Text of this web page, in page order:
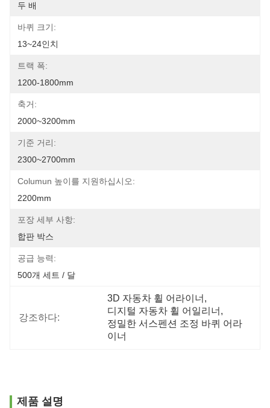
두 배
바퀴 크기:
13~24인치
트랙 폭:
1200-1800mm
축거:
2000~3200mm
기준 거리:
2300~2700mm
Columun 높이를 지원하십시오:
2200mm
포장 세부 사항:
합판 박스
공급 능력:
500개 세트 / 달
강조하다:
3D 자동차 휠 어라이너 ,
디지털 자동차 휠 어일리너 ,
정밀한 서스펜션 조정 바퀴 어라
이너
제품 설명